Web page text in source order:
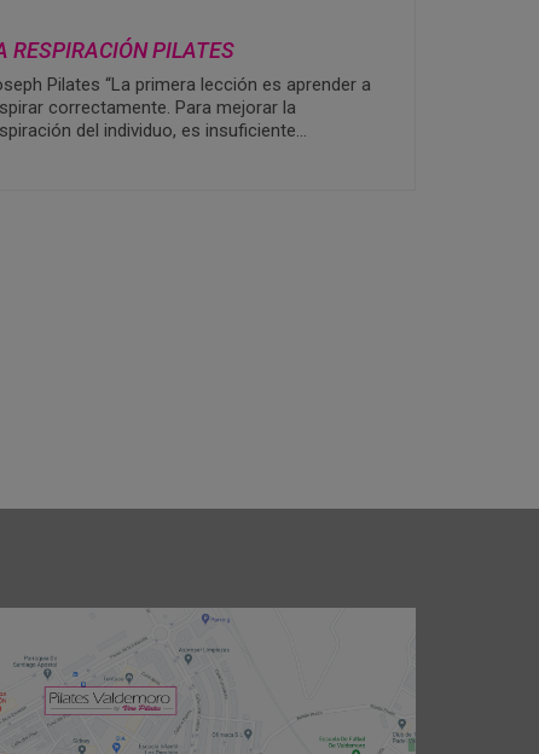
RESPIRACIÓN PILATES
Pilates “La primera lección es aprender a
correctamente. Para mejorar la
del individuo, es insuficiente…